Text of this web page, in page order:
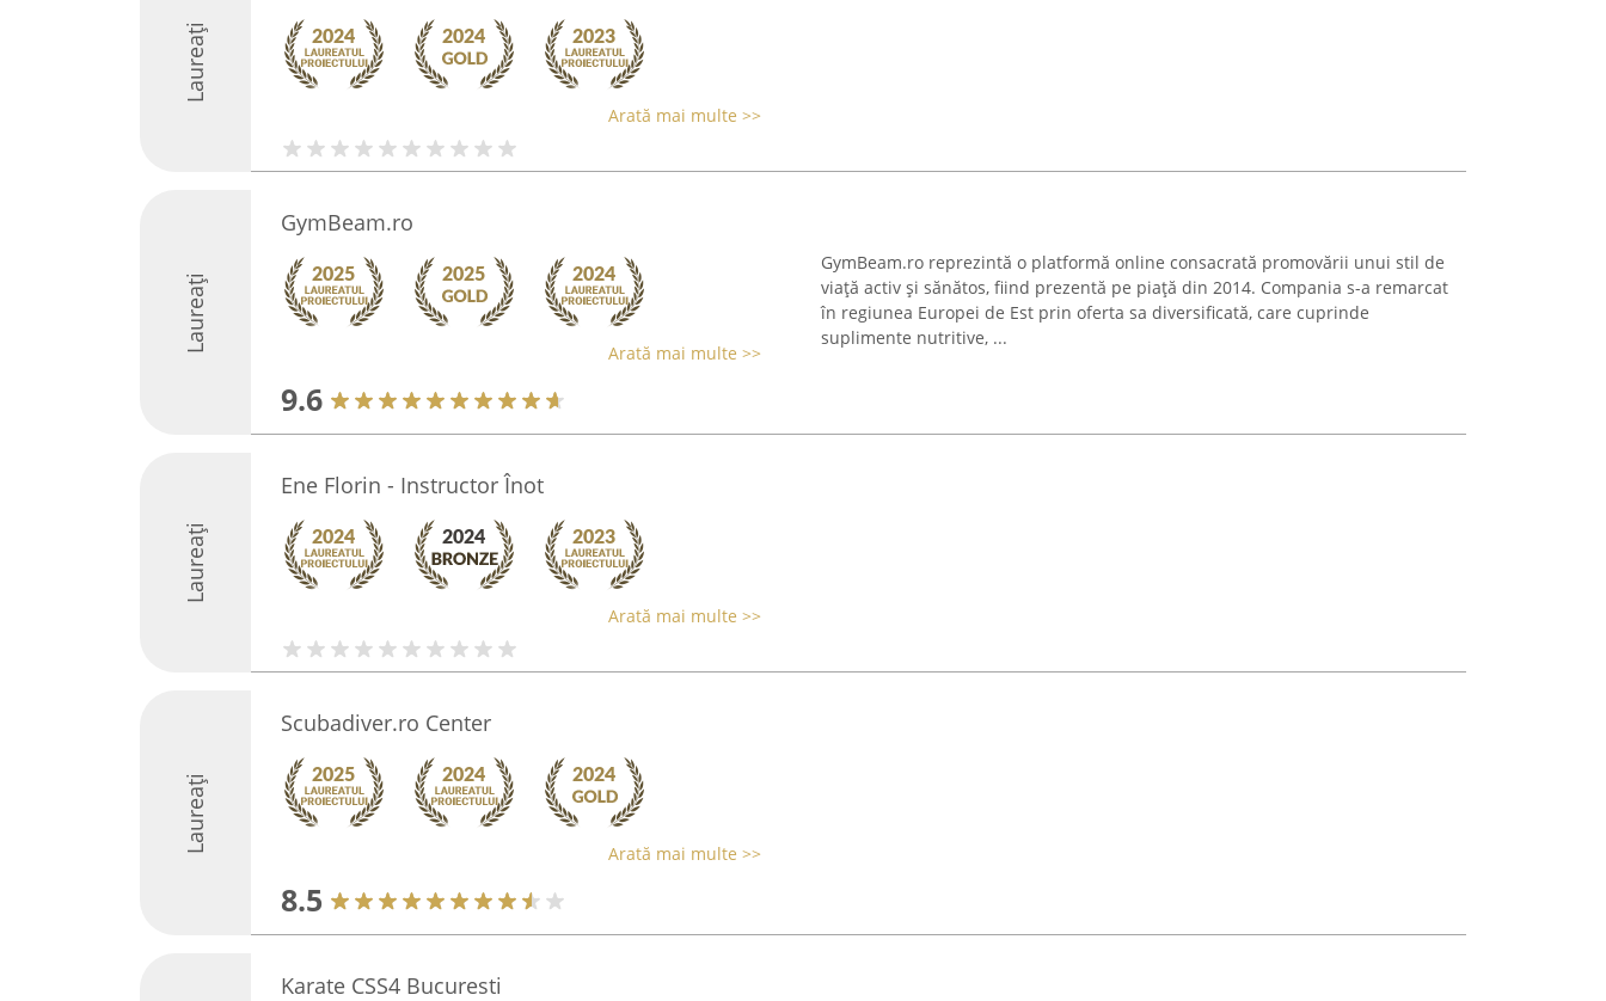
Laureați
Arată mai multe >>
Laureați
GymBeam.ro
Arată mai multe >>
9.6
GymBeam.ro reprezintă o platformă online consacrată promovării unui stil de
viață activ și sănătos, fiind prezentă pe piață din 2014. Compania s-a remarcat
în regiunea Europei de Est prin oferta sa diversificată, care cuprinde
suplimente nutritive, ...
Laureați
Ene Florin - Instructor Înot
Arată mai multe >>
Laureați
Scubadiver.ro Center
Arată mai multe >>
8.5
Karate CSS4 Bucuresti